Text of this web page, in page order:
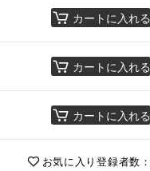
カートに入れる
カートに入れる
カートに入れる
お気に入り登録者数：